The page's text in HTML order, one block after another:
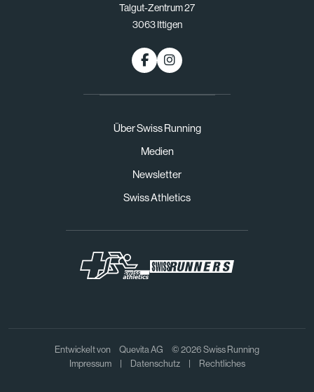
Über Swiss Running
Medien
Newsletter
Swiss Athletics
Talgut-Zentrum 27
3063 Ittigen
Entwickelt von Quevita AG
© 2026 Swiss Running
Impressum
Datenschutz Rechtliches